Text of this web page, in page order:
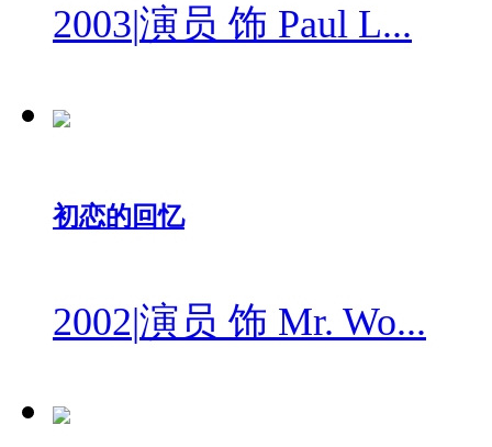
2003|演员 饰 Paul L...
初恋的回忆
2002|演员 饰 Mr. Wo...